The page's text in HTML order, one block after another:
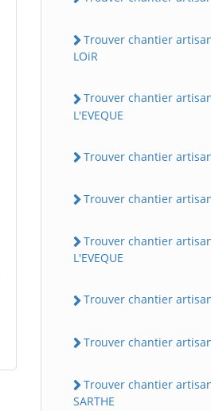
Trouver chantier artisan
LOiR
Trouver chantier
L'EVEQUE
Trouver chantier
Trouver chantier
Trouver chantier artisan
L'EVEQUE
Trouver chantier artisan
Trouver chantier artisan
Trouver chantier artisan
SARTHE